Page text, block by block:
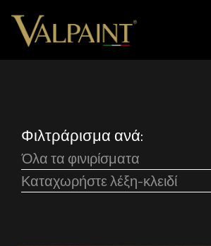
Φιλτράρισμα ανά:
Όλα τα φινιρίσματα